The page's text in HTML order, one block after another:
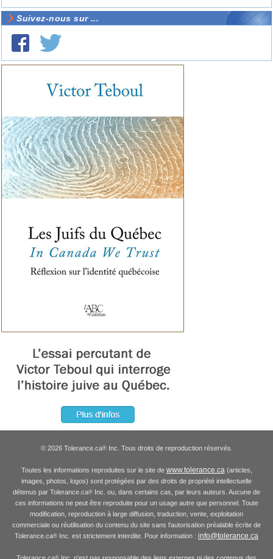
Suivez-nous sur ...
© 2026 Tolerance.ca®Inc. Tous droits de reproduction réservés.
Toutes les informations reproduites sur le site de www.tolerance.ca(articles,
images, photos, logos) sont protégées par des droits de propriété intellectuelle
détenus par Tolerance.ca® Inc. ou, dans certains cas, par leurs auteurs. Aucune de
ces informations ne peut être reproduite pour un usage autre que personnel. Toute
modification, reproduction à large diffusion, traduction, vente, exploitation
commerciale ou réutilisation du contenu du site sans l'autorisation préalable écrite de
Tolerance.ca® Inc. est strictement interdite. Pour information : info@tolerance.ca